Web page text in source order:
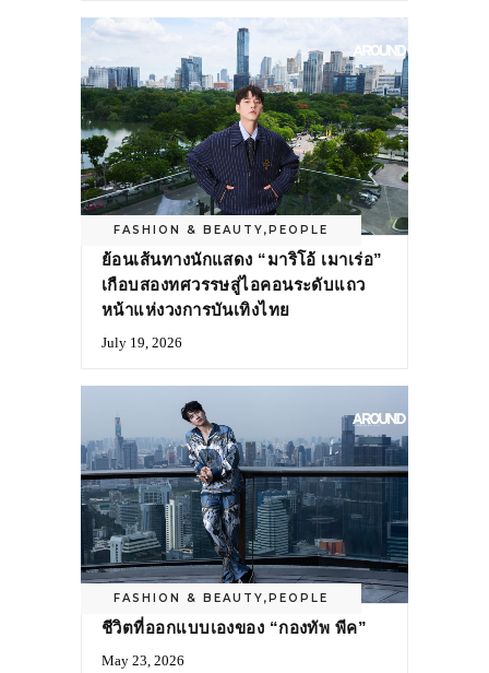
FASHION & BEAUTY, PEOPLE
ย้อนเส้นทางนักแสดง “มาริโอ้ เมาเร่อ”
เกือบสองทศวรรษสู่ไอคอนระดับแถว
หน้าแห่งวงการบันเทิงไทย
July 19, 2026
FASHION & BEAUTY, PEOPLE
ชีวิตที่ออกแบบเองของ “กองทัพ พีค”
May 23, 2026